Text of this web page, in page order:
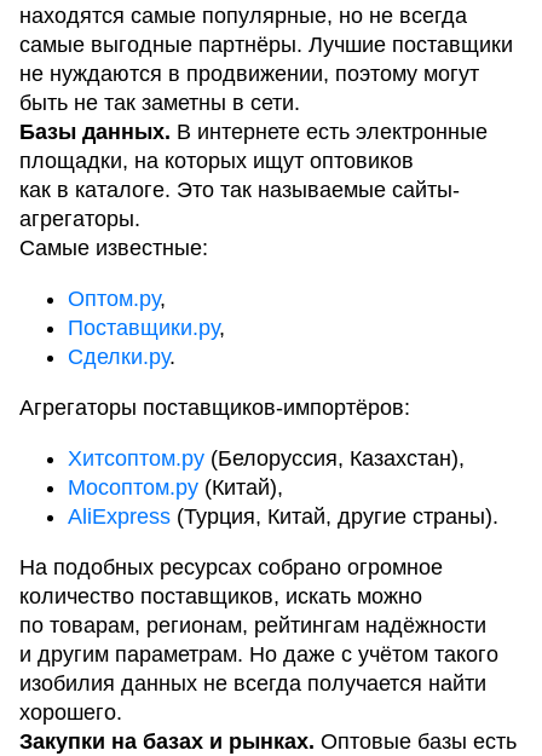
находятся самые популярные, но не всегда
самые выгодные партнёры. Лучшие поставщики
не нуждаются в продвижении, поэтому могут
быть не так заметны в сети.
Базы данных. В интернете есть электронные
площадки, на которых ищут оптовиков
как в каталоге. Это так называемые сайты-
агрегаторы.
Самые известные:
Оптом.ру,
Поставщики.ру,
Сделки.ру.
Агрегаторы поставщиков-импортёров:
Хитсоптом.ру (Белоруссия, Казахстан),
Мосоптом.ру (Китай),
AliExpress (Турция, Китай, другие страны).
На подобных ресурсах собрано огромное
количество поставщиков, искать можно
по товарам, регионам, рейтингам надёжности
и другим параметрам. Но даже с учётом такого
изобилия данных не всегда получается найти
хорошего.
Закупки на базах и рынках. Оптовые базы есть